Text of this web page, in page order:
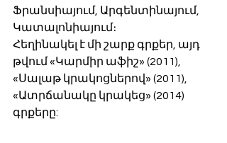
Ֆրանսիայում, Արգենտինայում,
Կատալոնիայում։
Հեղինակել է մի շարք գրքեր, այդ
թվում «Կարմիր աֆիշ» (2011),
«Սալաթ կրակոցներով» (2011),
«Ատրճանակը կրակեց» (2014)
գրքերը: